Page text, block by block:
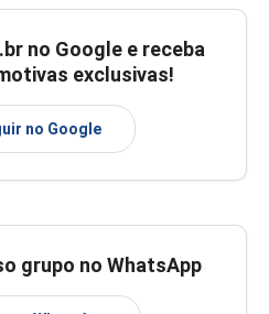
no Google e receba
exclusivas!
no Google
grupo no WhatsApp